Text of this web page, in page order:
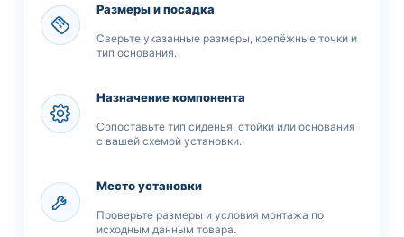
Размеры и посадка
Сверьте указанные размеры, крепёжные точки и
тип основания.
Назначение компонента
Сопоставьте тип сиденья, стойки или основания
с вашей схемой установки.
Место установки
Проверьте размеры и условия монтажа по
исходным данным товара.